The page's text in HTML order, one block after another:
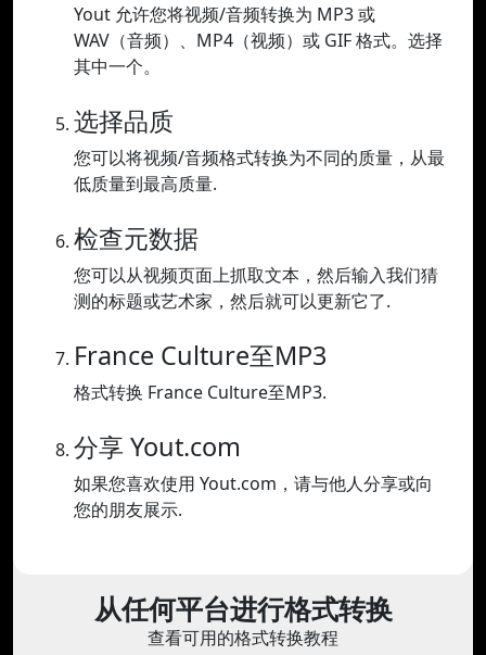
Yout 允许您将视频/音频转换为 MP3 或
WAV（音频）、MP4（视频）或 GIF 格式。选择
其中一个。
选择品质
您可以将视频/音频格式转换为不同的质量，从最
低质量到最高质量.
检查元数据
您可以从视频页面上抓取文本，然后输入我们猜
测的标题或艺术家，然后就可以更新它了.
France Culture至MP3
格式转换 France Culture至MP3.
分享 Yout.com
如果您喜欢使用 Yout.com，请与他人分享或向
您的朋友展示.
从任何平台进行格式转换
查看可用的格式转换教程